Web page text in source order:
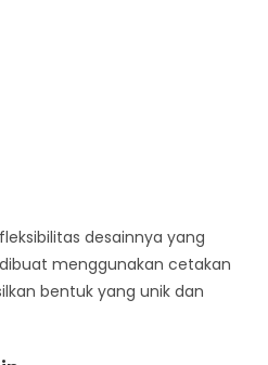
desainnya yang
menggunakan cetakan
bentuk yang unik dan